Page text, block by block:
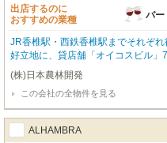
出店するのに
おすすめの業種
バー
JR香椎駅・西鉄香椎駅までそれぞ
好立地に、貸店舗「オイコスビル
物件は、周辺に香椎名店街やマツモ
業施設、飲食店、コンビニ、銀行が
きるビジネス拠点です。専有面積
のため、お客様の自由な内装デザ
のアクセスも快適。初期費用を抑え
るエリアで、新たなビジネスを始め
(株)日本農林開発
この会社の全物件を見る
ALHAMBRA